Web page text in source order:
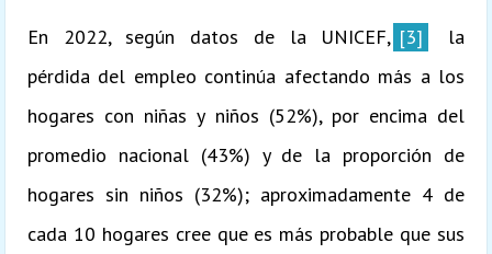
En 2022, según datos de la UNICEF, [3]
la
pérdida del empleo continúa afectando más a los
hogares con niñas y niños (52%), por encima del
promedio nacional (43%) y de la proporción de
hogares sin niños (32%); aproximadamente 4 de
cada 10 hogares cree que es más probable que sus